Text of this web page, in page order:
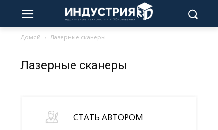
Домой Лазерные сканеры
Лазерные сканеры
СТАТЬ АВТОРОМ